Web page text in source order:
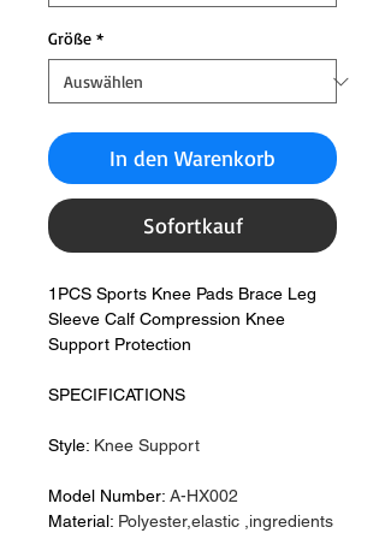
Größe *
In den Warenkorb
Sofortkauf
1PCS Sports Knee Pads Brace Leg
Sleeve Calf Compression Knee
Support Protection
SPECIFICATIONS
Style: Knee Support
Model Number: A-HX002
Material: Polyester,elastic ,ingredients